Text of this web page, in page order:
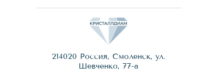
214020 Россия, Смоленск, ул.
Шевченко, 77-a